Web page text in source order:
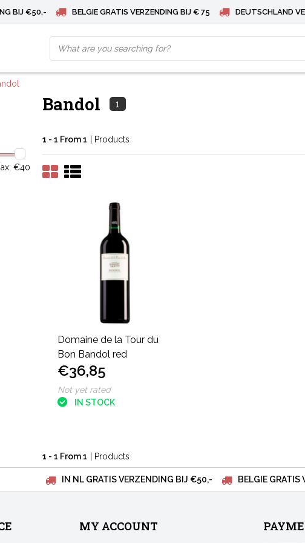
BIJ €50,- BELGIE GRATIS VERZENDING BIJ € 75 DEUTSCHLAND
€40
Bandol 1
1 - 1 From 1 | Products
Domaine de la Tour du
Bon Bandol red
€36,85
Not yet rated
IN STOCK
1 - 1 From 1 | Products
IN NL GRATIS VERZENDING BIJ €50,- BELGIE GRATIS
MY ACCOUNT